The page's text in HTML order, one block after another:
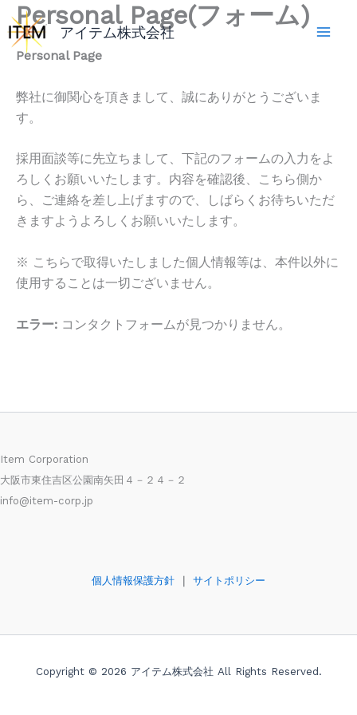
容
を
アイテム株式会社
Personal Page(フォーム)
Personal Page
弊社に御関心を頂きまして、誠にありがとうございま
す。
採用面談等に先立ちまして、下記のフォームの入力をよ
ろしくお願いいたします。内容を確認後、こちら側か
ら、ご連絡を差し上げますので、しばらくお待ちいただ
きますようよろしくお願いいたします。
※ こちらで取得いたしました個人情報等は、本件以外に
使用することは一切ございません。
エラー: コンタクトフォームが見つかりません。
Item Corporation
大阪市東住吉区公園南矢田４－２４－２
info@item-corp.jp
個人情報保護方針 サイトポリシー
Copyright © 2026 アイテム株式会社 All Rights Reserved.